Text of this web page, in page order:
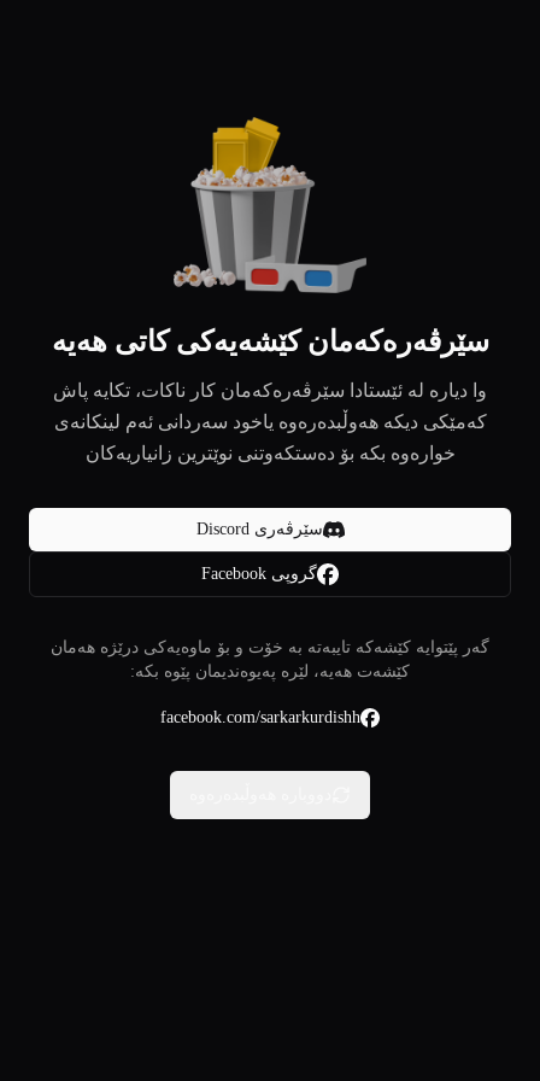
سێرڤەرەکەمان کێشەیەکی کاتی هەیە
وا دیارە لە ئێستادا سێرڤەرەکەمان کار ناکات، تکایە پاش
کەمێکی دیکە هەوڵبدەرەوە یاخود سەردانی ئەم لینکانەی
خوارەوە بکە بۆ دەستکەوتنی نوێترین زانیاریەکان
سێرڤەری Discord
گروپی Facebook
گەر پێتوایە کێشەکە تایبەتە بە خۆت و بۆ ماوەیەکی درێژە هەمان
کێشەت هەیە، لێرە پەیوەندیمان پێوە بکە:
facebook.com/sarkarkurdishh